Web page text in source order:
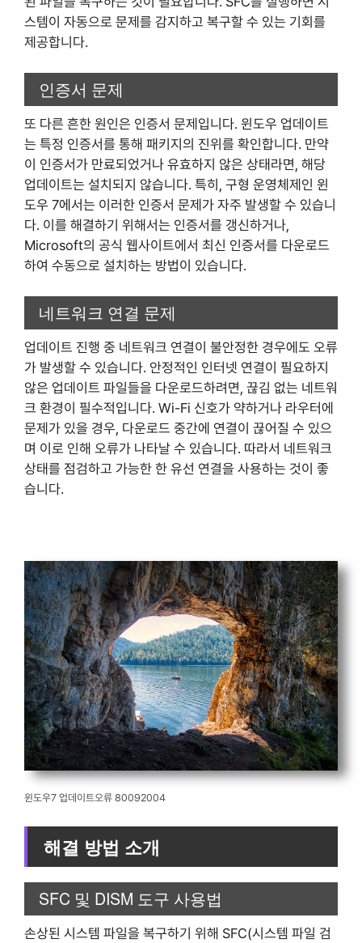
스템이 자동으로 문제를 감지하고 복구할 수 있는 기회를
제공합니다.
인증서 문제
또 다른 흔한 원인은 인증서 문제입니다. 윈도우 업데이트
는 특정 인증서를 통해 패키지의 진위를 확인합니다. 만약
이 인증서가 만료되었거나 유효하지 않은 상태라면, 해당
업데이트는 설치되지 않습니다. 특히, 구형 운영체제인 윈
도우 7에서는 이러한 인증서 문제가 자주 발생할 수 있습니
다. 이를 해결하기 위해서는 인증서를 갱신하거나,
Microsoft의 공식 웹사이트에서 최신 인증서를 다운로드
하여 수동으로 설치하는 방법이 있습니다.
네트워크 연결 문제
업데이트 진행 중 네트워크 연결이 불안정한 경우에도 오류
가 발생할 수 있습니다. 안정적인 인터넷 연결이 필요하지
않은 업데이트 파일들을 다운로드하려면, 끊김 없는 네트워
크 환경이 필수적입니다. Wi-Fi 신호가 약하거나 라우터에
문제가 있을 경우, 다운로드 중간에 연결이 끊어질 수 있으
며 이로 인해 오류가 나타날 수 있습니다. 따라서 네트워크
상태를 점검하고 가능한 한 유선 연결을 사용하는 것이 좋
습니다.
윈도우7 업데이트오류 80092004
해결 방법 소개
SFC 및 DISM 도구 사용법
손상된 시스템 파일을 복구하기 위해 SFC(시스템 파일 검